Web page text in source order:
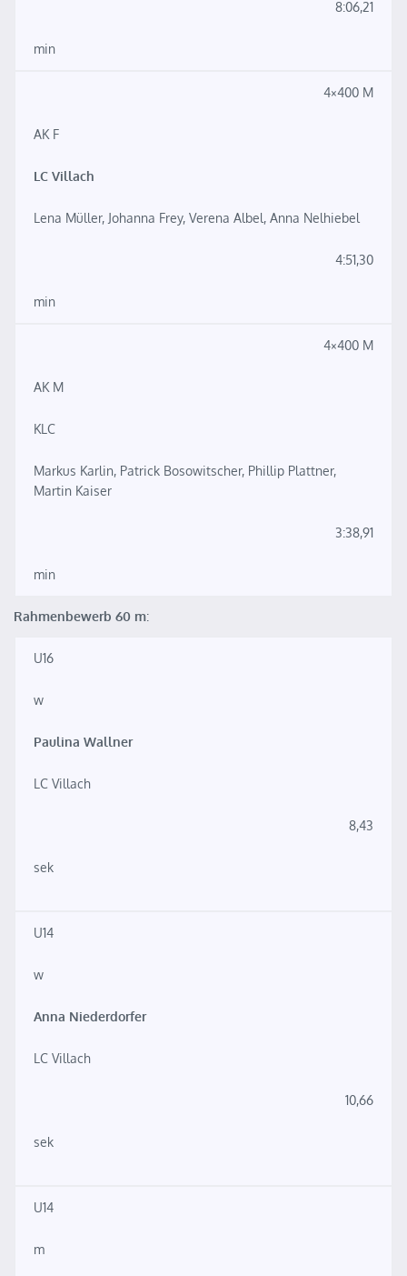
8:06,21
min
4×400 M
AK F
LC Villach
Lena Müller, Johanna Frey, Verena Albel, Anna Nelhiebel
4:51,30
min
4×400 M
AK M
KLC
Markus Karlin, Patrick Bosowitscher, Phillip Plattner,
Martin Kaiser
3:38,91
min
Rahmenbewerb 60 m:
U16
w
Paulina Wallner
LC Villach
8,43
sek
U14
w
Anna Niederdorfer
LC Villach
10,66
sek
U14
m